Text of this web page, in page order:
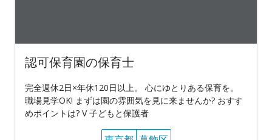
認可保育園の保育士
完全週休2日×年休120日以上。 心にゆとりある保育を。
職場見学OK! まずは園の雰囲気を見に来ませんか? おすす
めポイントは? V 子どもと保護者